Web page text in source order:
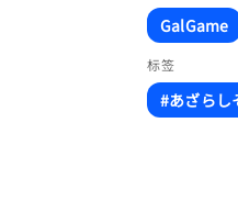
GalGame
标签
#あざらし